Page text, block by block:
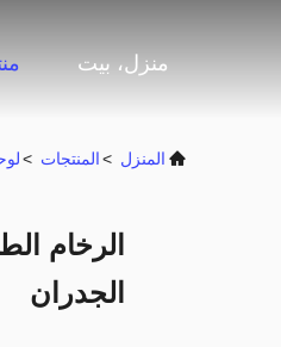
منزل، بيت
المنزل >المنتجات >
الرخام
الجدران